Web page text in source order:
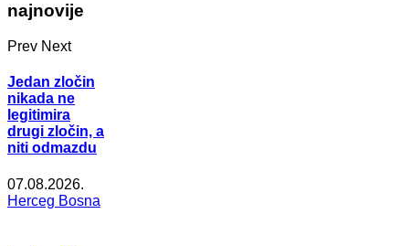
najnovije
Prev Next
Jedan zločin
nikada ne
legitimira
drugi zločin, a
niti odmazdu
07.08.2026.
Herceg Bosna